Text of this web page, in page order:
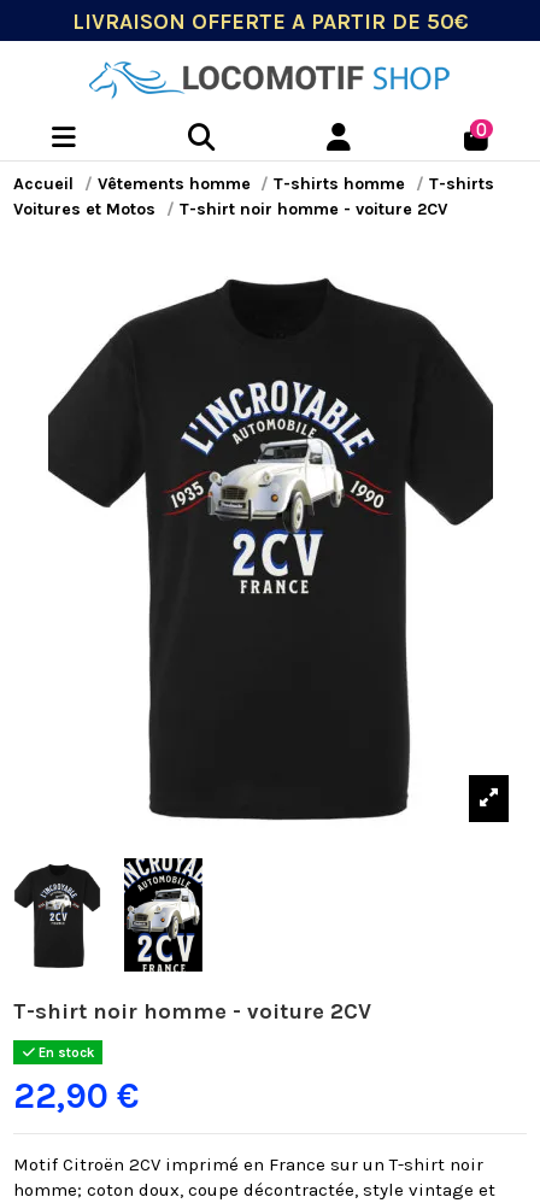
LIVRAISON OFFERTE A PARTIR DE 50€
0
Accueil Vêtements homme T-shirts homme
T-shirts
Voitures et Motos
T-shirt noir homme - voiture 2CV
T-shirt noir homme - voiture 2CV
En stock
22,90 €
Motif Citroën 2CV imprimé en France sur un T-shirt noir
homme; coton doux, coupe décontractée, style vintage et